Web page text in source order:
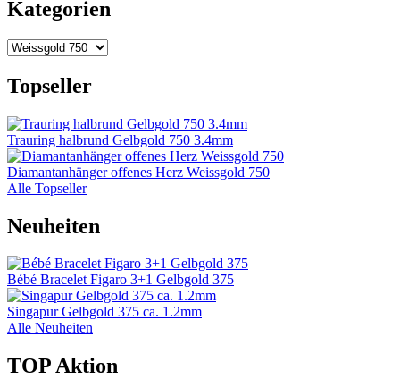
Kategorien
Topseller
Trauring halbrund Gelbgold 750 3.4mm
Diamantanhänger offenes Herz Weissgold 750
Alle Topseller
Neuheiten
Bébé Bracelet Figaro 3+1 Gelbgold 375
Singapur Gelbgold 375 ca. 1.2mm
Alle Neuheiten
TOP Aktion